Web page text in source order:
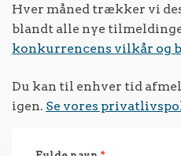
Hver måned trækker vi
blandt alle nye
konkurrencens vilkår og
Du kan til enhver tid
igen. Se vores